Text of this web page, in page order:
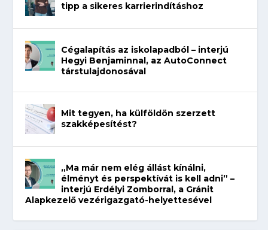
tipp a sikeres karrierindításhoz
Cégalapítás az iskolapadból – interjú
Hegyi Benjaminnal, az AutoConnect
társtulajdonosával
Mit tegyen, ha külföldön szerzett
szakképesítést?
„Ma már nem elég állást kínálni,
élményt és perspektívát is kell adni” –
interjú Erdélyi Zomborral, a Gránit
Alapkezelő vezérigazgató-helyettesével